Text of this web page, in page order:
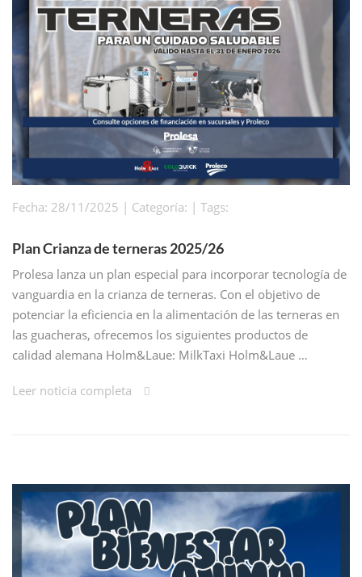
Fecha: 28/11/2025 | Categoría: | Tags:
Plan Crianza de terneras 2025/26
Prolesa lanza un plan especial para incorporar tecnología de
vanguardia en la crianza de terneras. Con el objetivo de
potenciar la eficiencia en la alimentación de las terneras en
las guacheras, ofrecemos los siguientes productos de
calidad alemana Holm&Laue: MilkTaxi Holm&Laue …
Leer noticia completa